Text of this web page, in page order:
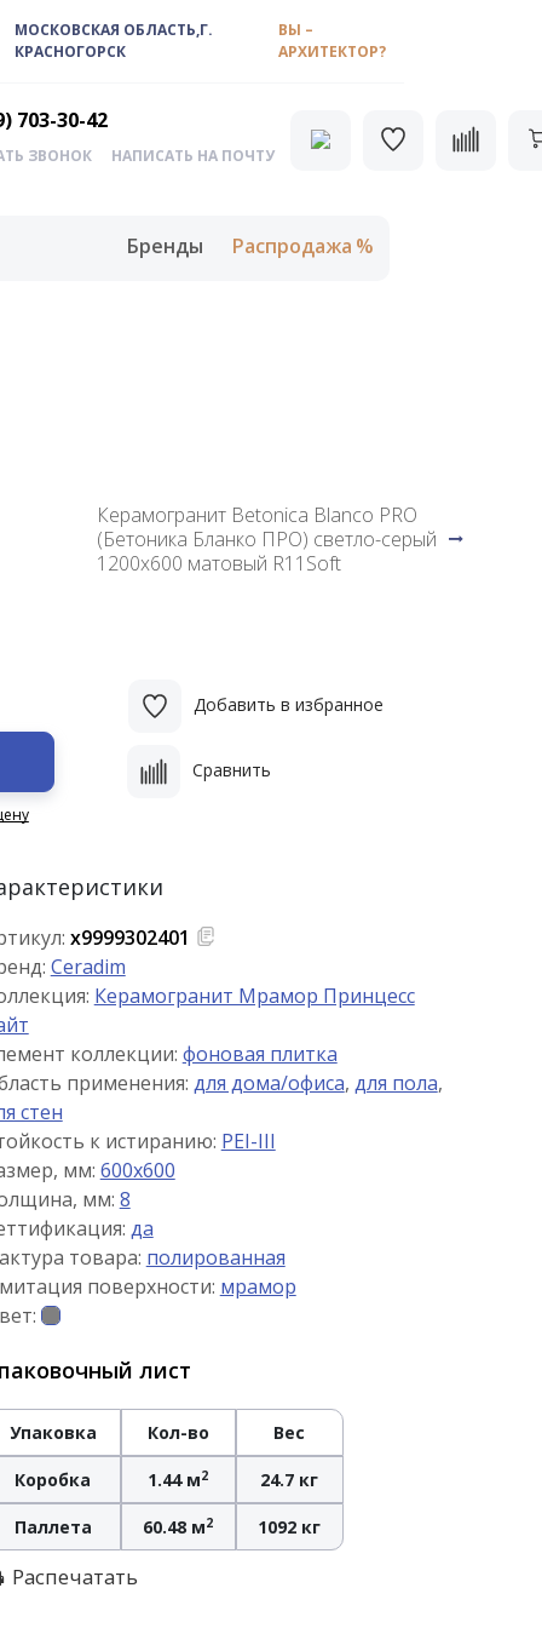
МОСКОВСКАЯ ОБЛАСТЬ,Г.
КРАСНОГОРСК
ВЫ –
АРХИТЕКТОР?
703-30-42
ЗВОНОК НАПИСАТЬ НА ПОЧТУ
Бренды Распродажа
Керамогранит Betonica Blanco PRO
(Бетоника Бланко ПРО) светло-серый
1200x600 матовый R11Soft
Добавить в избранное
Сравнить
х9999302401
Ceradim
Керамогранит Мрамор Принцесс
коллекции: фоновая плитка
применения: для дома/офиса, для пола,
стен
к истиранию: PEI-III
мм: 600x600
мм: 8
да
товара: полированная
поверхности: мрамор
лист
Упаковка Кол-во Вес
Коробка 1.44 м2 24.7 кг
Паллета 60.48 м2 1092 кг
Распечатать